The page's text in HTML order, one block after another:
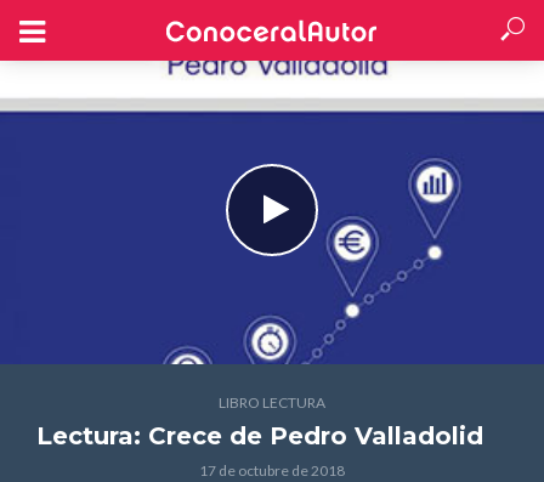
LIBRO LECTURA
Lectura: Crece de Pedro Valladolid
17 de octubre de 2018